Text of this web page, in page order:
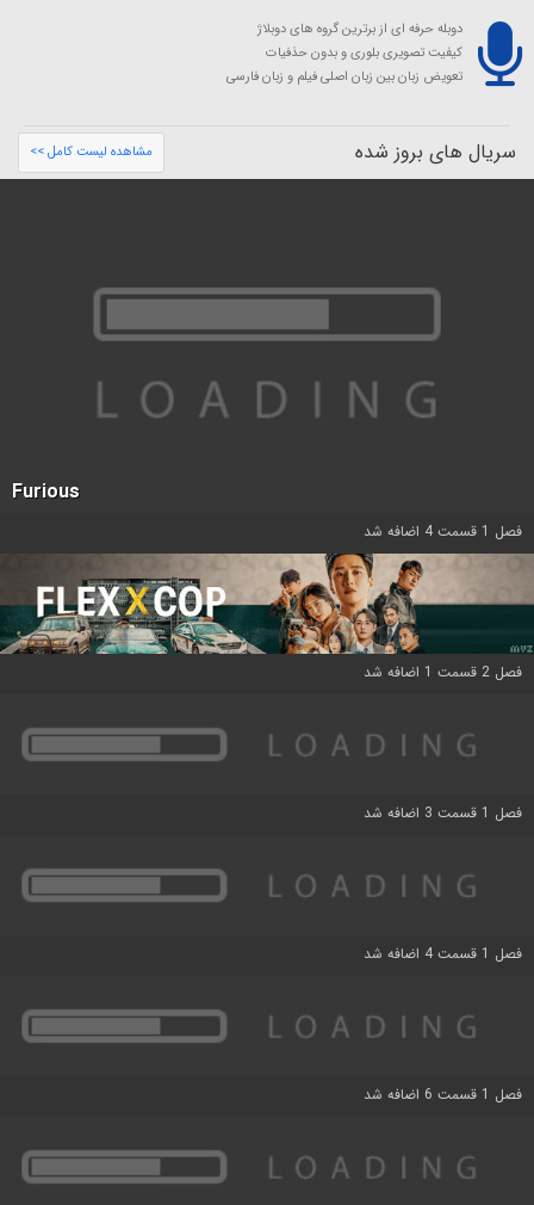
دوبله حرفه ای از برترین گروه های دوبلاژ
کیفیت تصویری بلوری و بدون حذفیات
تعویض زبان بین زبان اصلی فیلم و زبان فارسی
سریال های بروز شده مشاهده لیست کامل >>
Furious
فصل 1 قسمت 4 اضافه شد
فصل 2 قسمت 1 اضافه شد
فصل 1 قسمت 3 اضافه شد
فصل 1 قسمت 4 اضافه شد
فصل 1 قسمت 6 اضافه شد